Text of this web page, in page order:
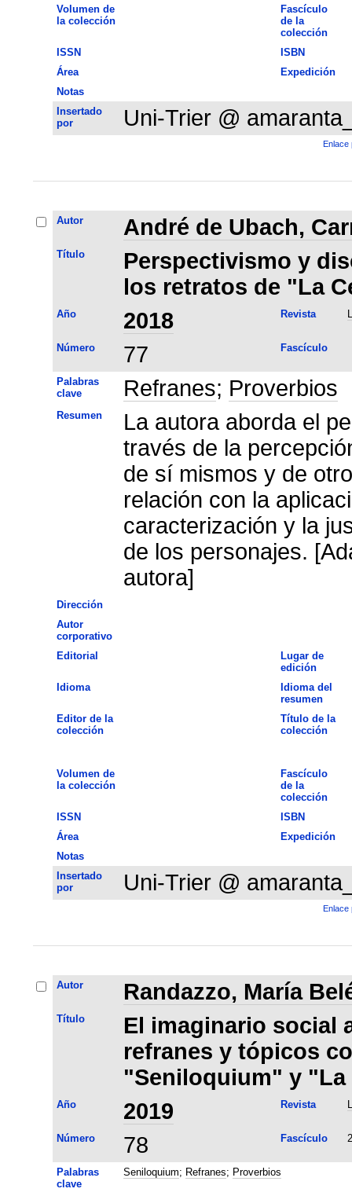
Volumen de
la colección
Fascículo
de la
colección
ISSN
ISBN
Área
Expedición
Notas
Insertado
por
Uni-Trier @
Enlace
Autor André de Ubach,
Título
Perspectivismo y
los retratos de "La
Año 2018 Revista
Número 77 Fascículo
Palabras
clave
Refranes; Proverbios
Resumen
La autora aborda el
través de la
de sí mismos y de
relación con la
caracterización y la
de los personajes.
autora]
Dirección
Autor
corporativo
Editorial
Lugar de
edición
Idioma
Idioma del
resumen
Editor de la
colección
Título de la
colección
Volumen de
la colección
Fascículo
de la
colección
ISSN
ISBN
Área
Expedición
Notas
Insertado
por
Uni-Trier @
Enlace
Autor Randazzo, María
Título
El imaginario social
refranes y tópicos
"Seniloquium" y "La
Año 2019 Revista
Número 78 Fascículo 2
Palabras
clave
Seniloquium; Refranes; Proverbios